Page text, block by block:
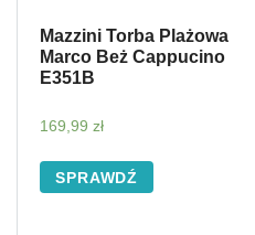
Mazzini Torba Plażowa
Marco Beż Cappucino
E351B
169,99 zł
SPRAWDŹ